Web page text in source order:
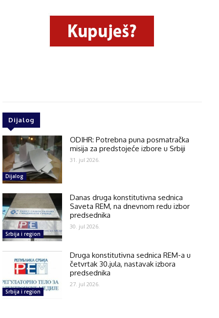
Dijalog
Dijalog
ODIHR: Potrebna puna posmatračka
misija za predstojeće izbore u Srbiji
31. jul 2026.
Srbija i region
Danas druga konstitutivna sednica
Saveta REM, na dnevnom redu izbor
predsednika
30. jul 2026.
Srbija i region
Druga konstitutivna sednica REM-a u
četvrtak 30.jula, nastavak izbora
predsednika
27. jul 2026.